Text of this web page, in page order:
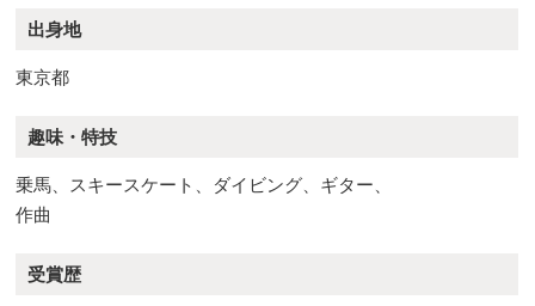
出身地
東京都
趣味・特技
乗馬、スキースケート、ダイビング、ギター、
作曲
受賞歴